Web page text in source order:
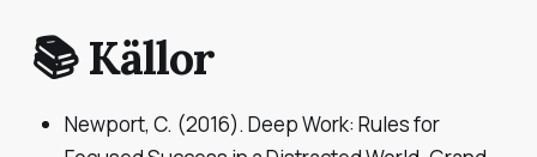
📚 Källor
Newport, C. (2016). Deep Work: Rules for